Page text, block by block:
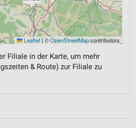
Leaflet | ©OpenStreetMapcontributors
Filiale in der Karte, um mehr
& Route) zur Filiale zu